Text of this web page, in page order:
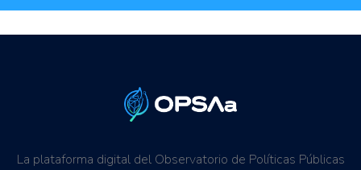
La plataforma digital del Observatorio de Políticas Públicas